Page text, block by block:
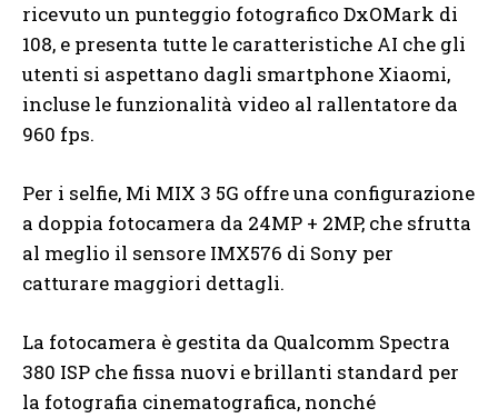
ricevuto un punteggio fotografico DxOMark di
108, e presenta tutte le caratteristiche AI che gli
utenti si aspettano dagli smartphone Xiaomi,
incluse le funzionalità video al rallentatore da
960 fps.
Per i selfie, Mi MIX 3 5G offre una configurazione
a doppia fotocamera da 24MP + 2MP, che sfrutta
al meglio il sensore IMX576 di Sony per
catturare maggiori dettagli.
La fotocamera è gestita da Qualcomm Spectra
380 ISP che fissa nuovi e brillanti standard per
la fotografia cinematografica, nonché